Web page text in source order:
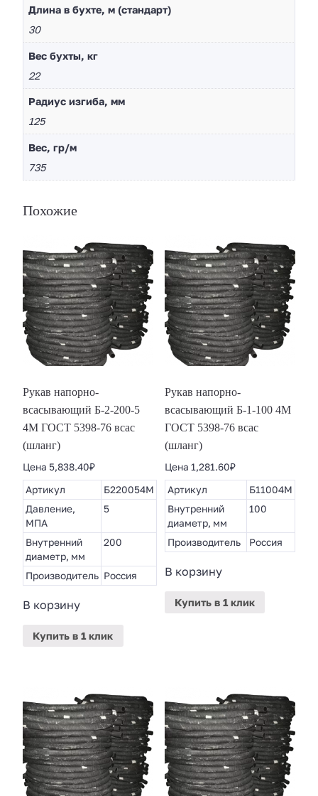
Длина в бухте, м (стандарт)
30
Вес бухты, кг
22
Радиус изгиба, мм
125
Вес, гр/м
735
Похожие
Рукав напорно-
всасывающий Б-2-200-5
4М ГОСТ 5398-76 всас
(шланг)
Цена 5,838.40₽
Артикул
Б220054М
Давление,
МПА
5
Внутренний
диаметр, мм
200
Производитель Россия
В корзину
Купить в 1 клик
Рукав напорно-
всасывающий Б-1-100 4М
ГОСТ 5398-76 всас
(шланг)
Цена 1,281.60₽
Артикул
Б11004М
Внутренний
диаметр, мм
100
Производитель Россия
В корзину
Купить в 1 клик